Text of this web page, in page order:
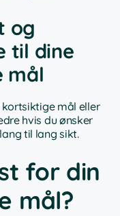
og
til dine
mål
mål eller
hvis du ønsker
til lang sikt.
for din
mål?